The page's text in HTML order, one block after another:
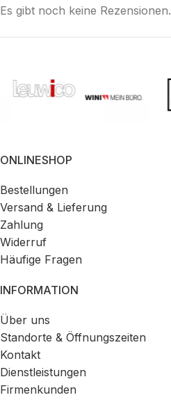
Es gibt noch keine Rezensionen.
ONLINESHOP
Bestellungen
Versand & Lieferung
Zahlung
Widerruf
Häufige Fragen
INFORMATION
Über uns
Standorte & Öffnungszeiten
Kontakt
Dienstleistungen
Firmenkunden